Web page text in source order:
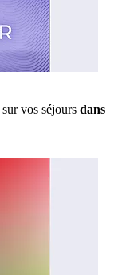
sur vos séjours dans